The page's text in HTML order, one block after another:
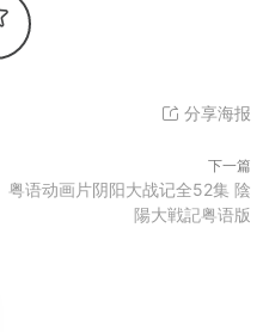
分享海报
下一篇
粤语动画片阴阳大战记全52集 陰
陽大戦記粤语版